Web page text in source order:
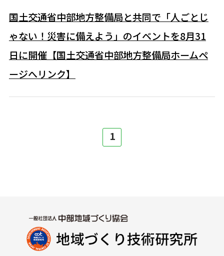
国土交通省中部地方整備局と共同で「人ごとじ
ゃない！災害に備えよう」のイベントを8月31
日に開催【国土交通省中部地方整備局ホームペ
ージへリンク】
1